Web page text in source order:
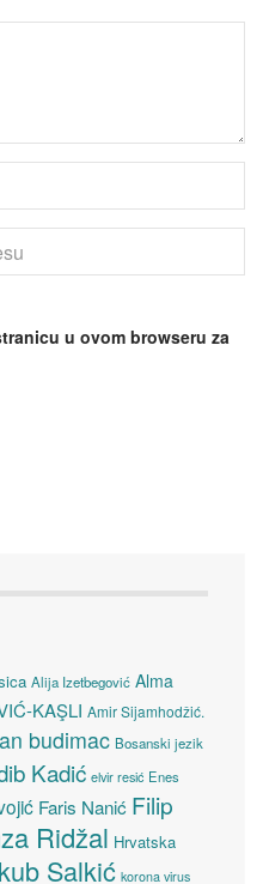
u ovom browseru za
Alija Izetbegović Alma
KAŞLI Amir Sijamhodžić.
budimac Bosanski jezik
Kadić elvir resić Enes
Faris Nanić Filip
Ridžal Hrvatska
Salkić korona virus